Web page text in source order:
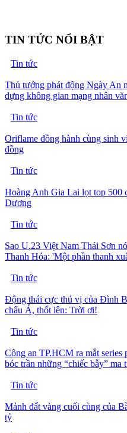
TIN TỨC NỔI BẬT
Tin tức
Thủ tướng phát động Ngày An
dựng không gian mạng nhân
Tin tức
Oriflame đồng hành cùng sinh
đồng
Tin tức
Hoàng Anh Gia Lai lọt top 500
Dương
Tin tức
Sao U.23 Việt Nam Thái Sơn
Thanh Hóa: 'Một phần thanh
Tin tức
Động thái cực thú vị của Đình
châu Á, thốt lên: Trời ơi!
Tin tức
Công an TP.HCM ra mắt series
bóc trần những “chiếc bẫy” ma
Tin tức
Mảnh đất vàng cuối cùng của
tỷ